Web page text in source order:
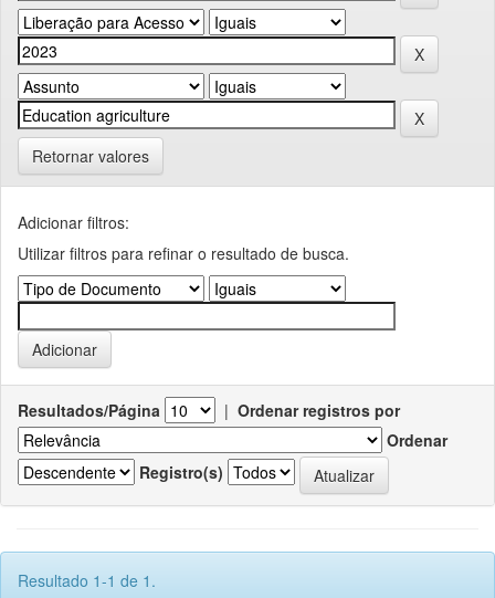
Retornar valores
Adicionar filtros:
Utilizar filtros para refinar o resultado de busca.
Resultados/Página | Ordenar registros por
Ordenar
Registro(s)
Resultado 1-1 de 1.